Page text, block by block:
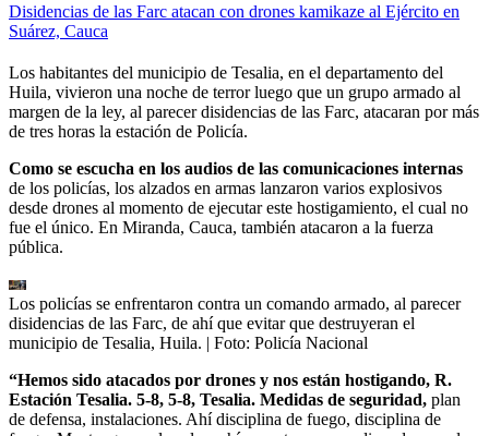
Disidencias de las Farc atacan con drones kamikaze al Ejército en
Suárez, Cauca
Los habitantes del municipio de Tesalia, en el departamento del
Huila, vivieron una noche de terror luego que un grupo armado al
margen de la ley, al parecer disidencias de las Farc, atacaran por más
de tres horas la estación de Policía.
Como se escucha en los audios de las comunicaciones internas
de los policías, los alzados en armas lanzaron varios explosivos
desde drones al momento de ejecutar este hostigamiento, el cual no
fue el único. En Miranda, Cauca, también atacaron a la fuerza
pública.
Los policías se enfrentaron contra un comando armado, al parecer
disidencias de las Farc, de ahí que evitar que destruyeran el
municipio de Tesalia, Huila. | Foto: Policía Nacional
“Hemos sido atacados por drones y nos están hostigando, R.
Estación Tesalia. 5-8, 5-8, Tesalia. Medidas de seguridad, plan
de defensa, instalaciones. Ahí disciplina de fuego, disciplina de